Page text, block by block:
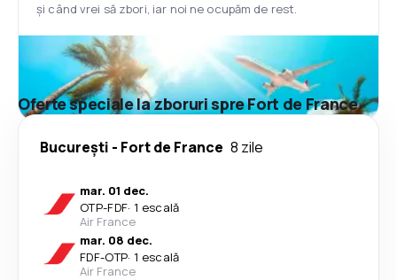
și când vrei să zbori, iar noi ne ocupăm de rest.
Oferte speciale la zboruri spre Fort de France
București - Fort de France 8 zile
mar. 01 dec.
OTP-FDF· 1 escală
Air France
mar. 08 dec.
FDF-OTP· 1 escală
Air France